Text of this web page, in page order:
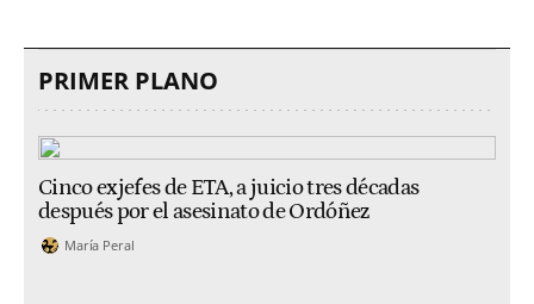
PRIMER PLANO
Cinco exjefes de ETA, a juicio tres décadas
después por el asesinato de Ordóñez
María Peral